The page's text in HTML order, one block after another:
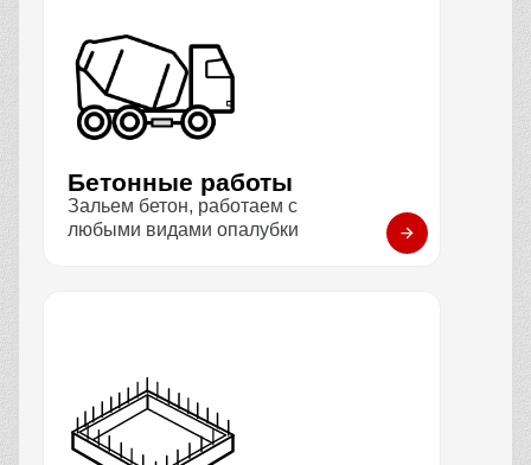
Бетонные работы
Зальем бетон, работаем с
любыми видами опалубки